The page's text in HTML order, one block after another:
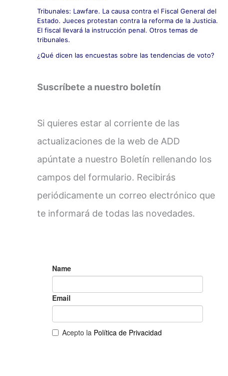
Tribunales: Lawfare. La causa contra el Fiscal General del
Estado. Jueces protestan contra la reforma de la Justicia.
El fiscal llevará la instrucción penal. Otros temas de
tribunales.
¿Qué dicen las encuestas sobre las tendencias de voto?
Suscríbete a nuestro boletín
Si quieres estar al corriente de las
actualizaciones de la web de ADD
apúntate a nuestro Boletín rellenando los
campos del formulario. Recibirás
periódicamente un correo electrónico que
te informará de todas las novedades.